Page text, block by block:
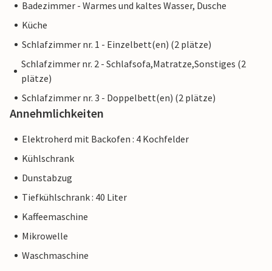
Badezimmer - Warmes und kaltes Wasser, Dusche
Küche
Schlafzimmer nr. 1 - Einzelbett(en) (2 plätze)
Schlafzimmer nr. 2 - Schlafsofa,Matratze,Sonstiges (2
plätze)
Schlafzimmer nr. 3 - Doppelbett(en) (2 plätze)
Annehmlichkeiten
Elektroherd mit Backofen : 4 Kochfelder
Kühlschrank
Dunstabzug
Tiefkühlschrank : 40 Liter
Kaffeemaschine
Mikrowelle
Waschmaschine